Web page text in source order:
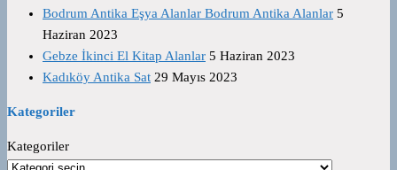
Bodrum Antika Eşya Alanlar Bodrum Antika Alanlar 5
Haziran 2023
Gebze İkinci El Kitap Alanlar 5 Haziran 2023
Kadıköy Antika Sat 29 Mayıs 2023
Kategoriler
Kategoriler